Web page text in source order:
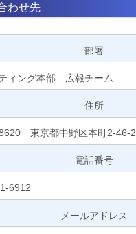
わせ先
部署
ィング本部 広報チーム
住所
東京都中野区本町2-46-2
電話番号
6912
メールアドレス